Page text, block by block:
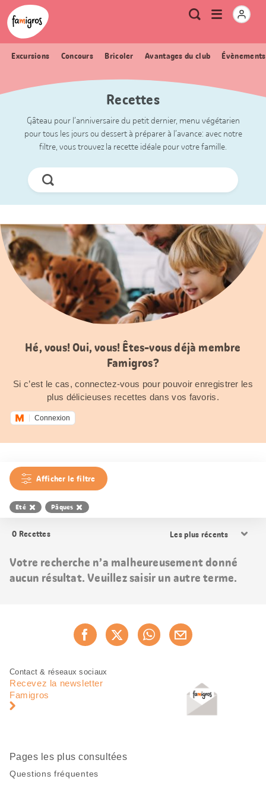
Signets
de
navigation
Header
Logo Métanavigation
RechercheOuvrir
Excursions Concours Bricoler Avantages du club
Recettes
Gâteau pour l’anniversaire du petit dernier, menu végétarien
pour tous les jours ou dessert à préparer à l’avance: avec notre
filtre, vous trouvez la recette idéale pour votre famille.
Chercher
Hé, vous! Oui, vous! Êtes-vous déjà membre
Famigros?
Si c’est le cas, connectez-vous pour pouvoir enregistrer les
plus délicieuses recettes dans vos favoris.
Connexion
Afficher le filtre
Eté Pâques
0 Recettes
les
Votre recherche n’a malheureusement donné
aucun résultat. Veuillez saisir un autre terme.
Recommander maintenant
Pied
page
Navigation
pied
Contact & réseaux sociaux
Recevez la newsletter
Famigros
Pages les plus consultées
Questions fréquentes